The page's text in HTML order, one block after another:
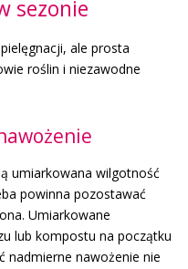
sezonie
ale prosta
roślin i niezawodne
umiarkowana wilgotność
powinna pozostawać
Umiarkowane
lub kompostu na początku
nadmierne nawożenie nie